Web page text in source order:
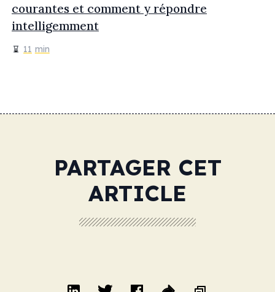
courantes et comment y répondre
intelligemment
11 min
PARTAGER CET
ARTICLE